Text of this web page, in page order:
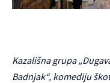
Kazališna grupa
Badnjak“, komediju